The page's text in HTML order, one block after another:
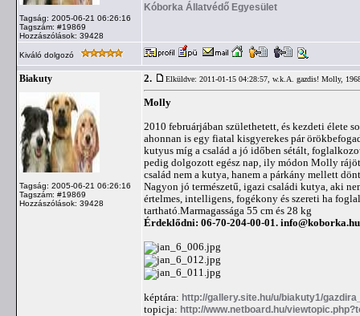
Tagság: 2005-06-21 06:26:16
Tagszám: #19869
Hozzászólások: 39428
Kóborka Állatvédő Egyesület
Kiváló dolgozó
Biakuty
Tagság: 2005-06-21 06:26:16
Tagszám: #19869
Hozzászólások: 39428
2. Elküldve: 2011-01-15 04:28:57, w.k.A. gazdis! Molly,
Molly
2010 februárjában születhetett, és kezdeti élete
ahonnan is egy fiatal kisgyerekes pár
kutyus míg a család a jó időben sétált,
pedig dolgozott egész nap, ily módon Molly
család nem a kutya, hanem a párkány mellett
Nagyon jó természetű, igazi családi kutya, aki
értelmes, intelligens, fogékony és szereti ha
tartható.Marmagassága 55 cm és 28 kg
Érdeklődni: 06-70-204-00-01. info@koborka.hu
képtára: http://gallery.site.hu/u/biakuty1/
topicja: http://www.netboard.hu/